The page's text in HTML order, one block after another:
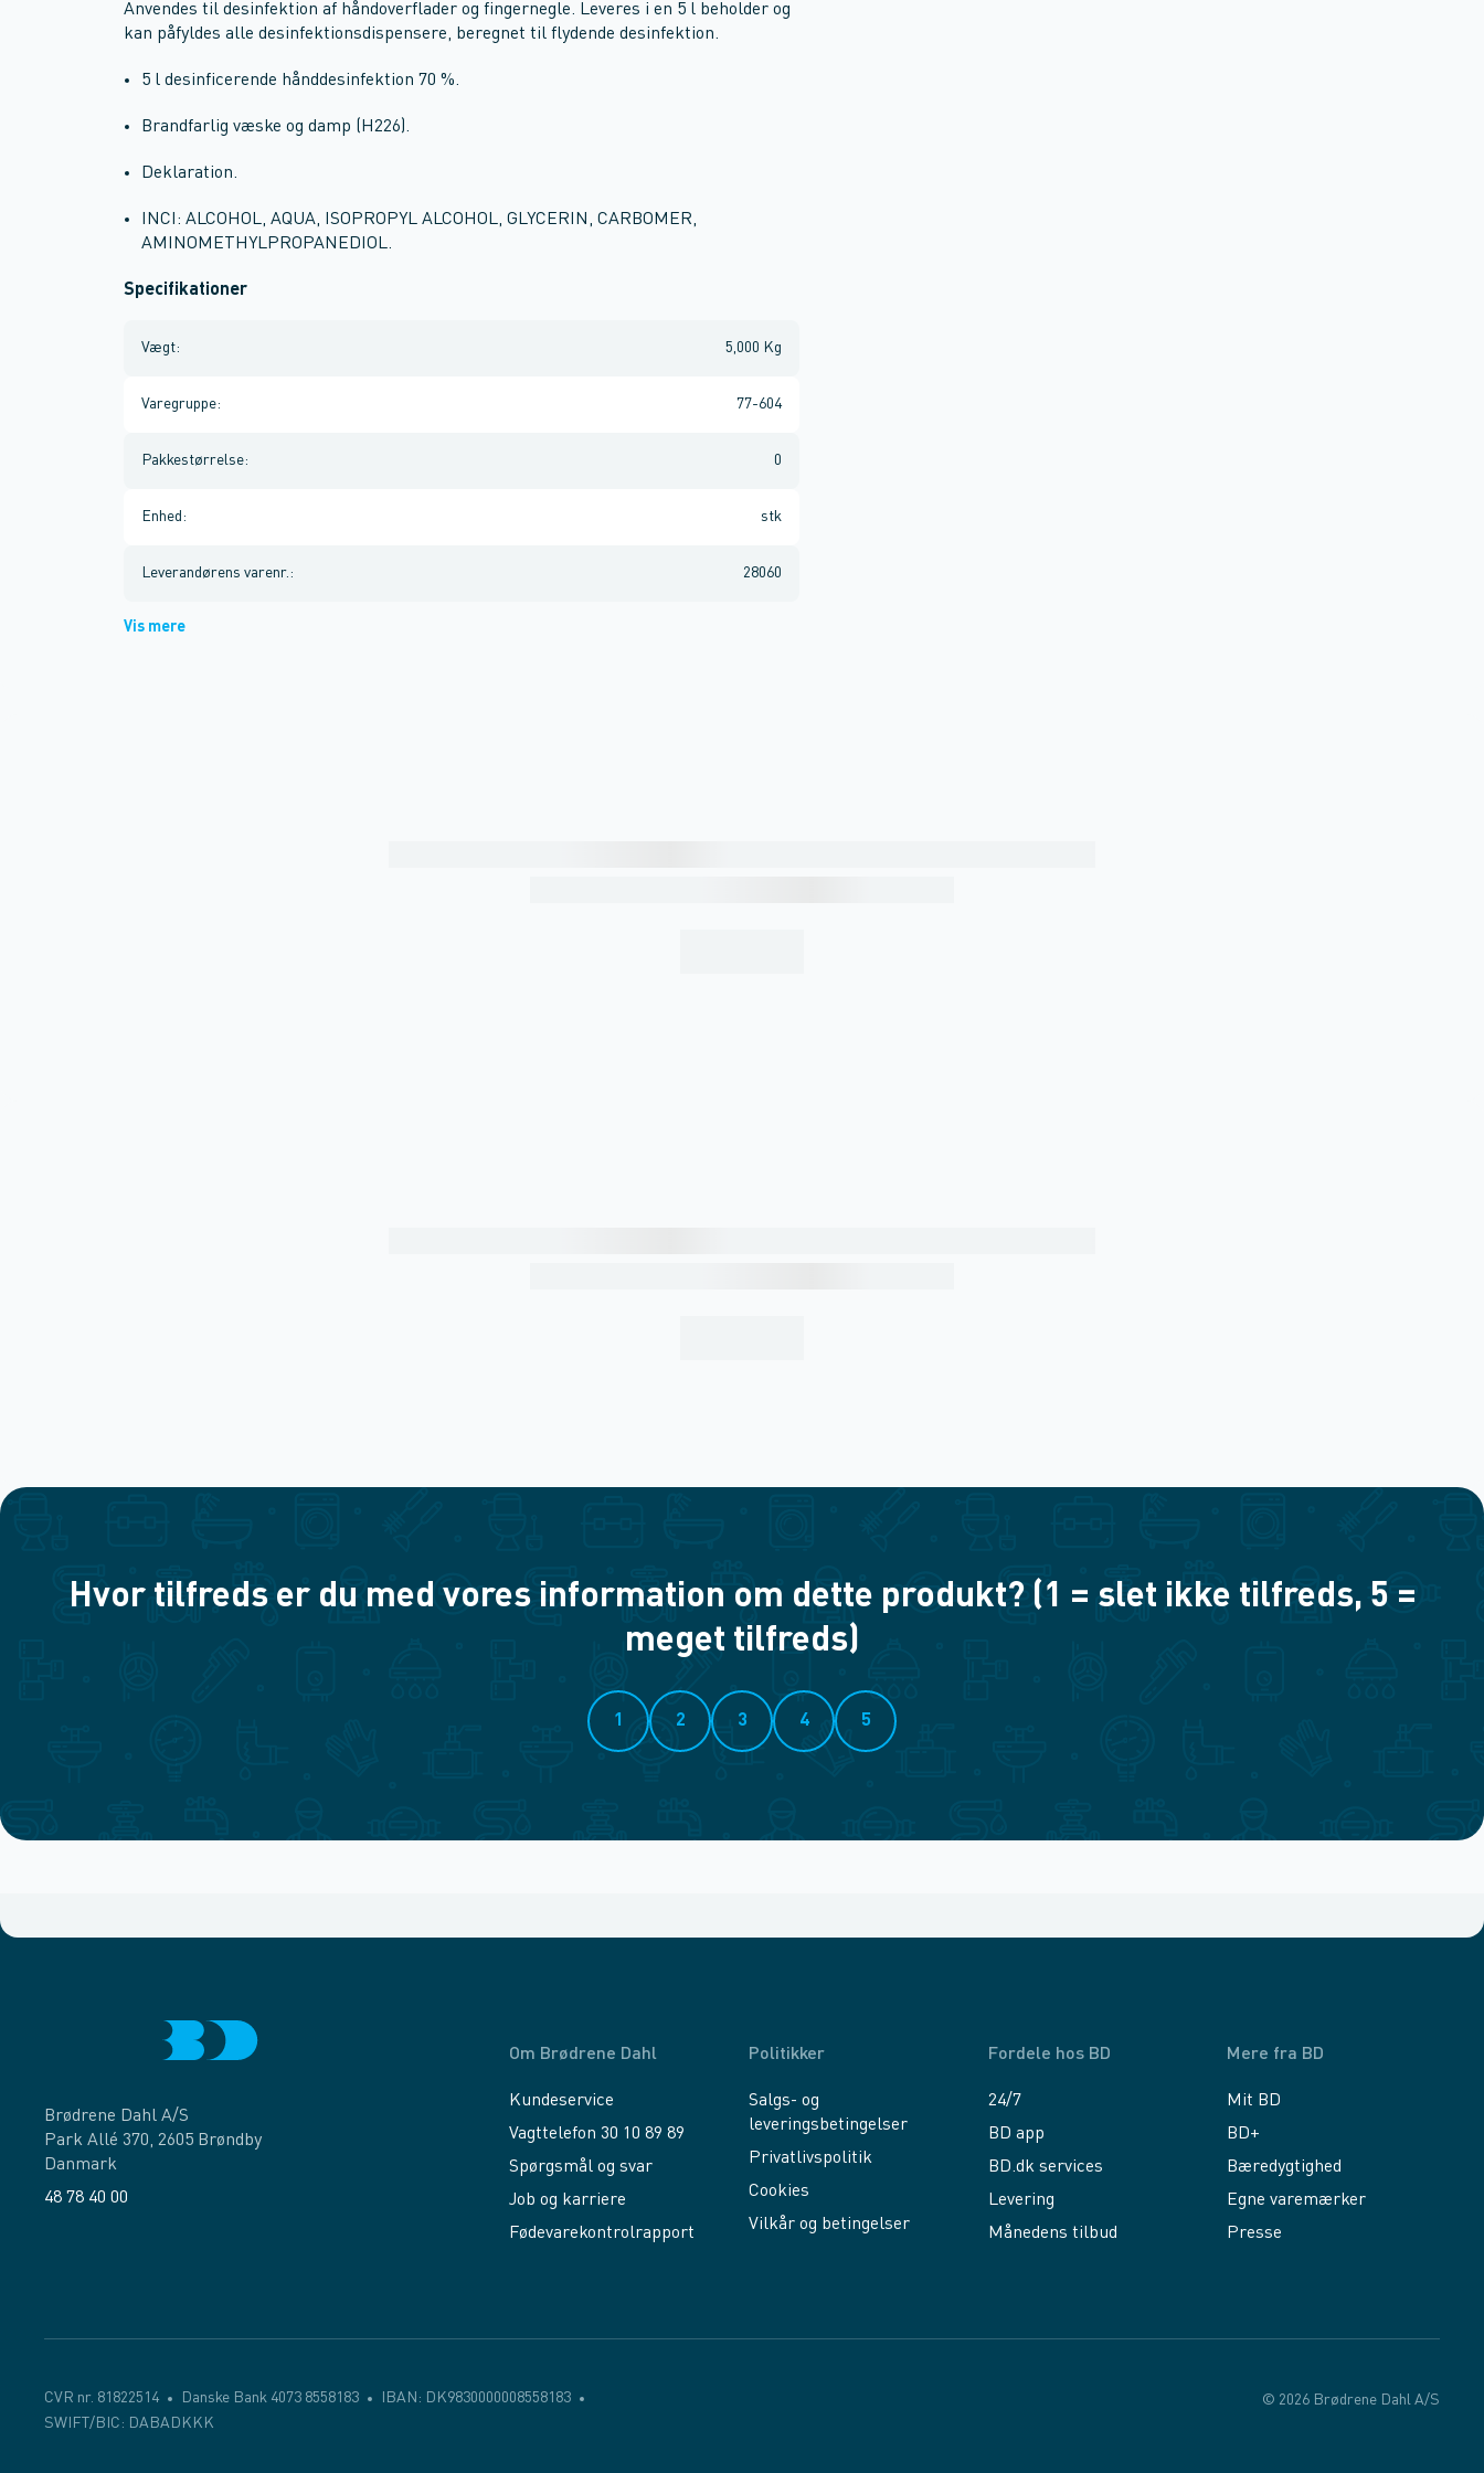
Anvendes til desinfektion af håndoverflader og fingernegle. Leveres i en 5 l beholder og
kan påfyldes alle desinfektionsdispensere, beregnet til flydende desinfektion.
5 l desinficerende hånddesinfektion 70 %.
Brandfarlig væske og damp (H226).
Deklaration.
INCI: ALCOHOL, AQUA, ISOPROPYL ALCOHOL, GLYCERIN, CARBOMER,
AMINOMETHYLPROPANEDIOL.
Specifikationer
Vægt: 5,000 Kg
Varegruppe: 77-604
Pakkestørrelse: 0
Enhed : stk
Leverandørens varenr. : 28060
Vis mere
Hvor tilfreds er du med vores information om dette produkt? (1 = slet ikke tilfreds, 5 =
meget tilfreds)
1 2 3 4 5
Brødrene Dahl A/S
Park Allé 370, 2605 Brøndby
Danmark
48 78 40 00
Om Brødrene Dahl
Kundeservice
Vagttelefon 30 10 89 89
Spørgsmål og svar
Job og karriere
Fødevarekontrolrapport
Politikker
Salgs- og
leveringsbetingelser
Privatlivspolitik
Cookies
Vilkår og betingelser
Fordele hos BD
24/7
BD app
BD.dk services
Levering
Månedens tilbud
Mere fra BD
Mit BD
BD+
Bæredygtighed
Egne varemærker
Presse
CVR nr. 81822514 Danske Bank 4073 8558183
IBAN: DK9830000008558183
SWIFT/BIC: DABADKKK
© 2026 Brødrene Dahl A/S